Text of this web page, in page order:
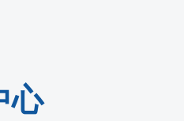
心